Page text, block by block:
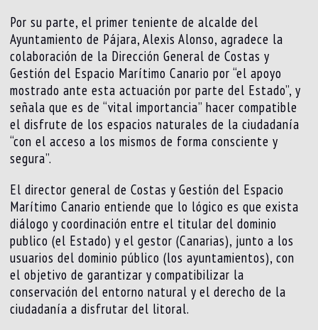
Por su parte, el primer teniente de alcalde del
Ayuntamiento de Pájara, Alexis Alonso, agradece la
colaboración de la Dirección General de Costas y
Gestión del Espacio Marítimo Canario por “el apoyo
mostrado ante esta actuación por parte del Estado”, y
señala que es de “vital importancia” hacer compatible
el disfrute de los espacios naturales de la ciudadanía
“con el acceso a los mismos de forma consciente y
segura”.
El director general de Costas y Gestión del Espacio
Marítimo Canario entiende que lo lógico es que exista
diálogo y coordinación entre el titular del dominio
publico (el Estado) y el gestor (Canarias), junto a los
usuarios del dominio público (los ayuntamientos), con
el objetivo de garantizar y compatibilizar la
conservación del entorno natural y el derecho de la
ciudadanía a disfrutar del litoral.